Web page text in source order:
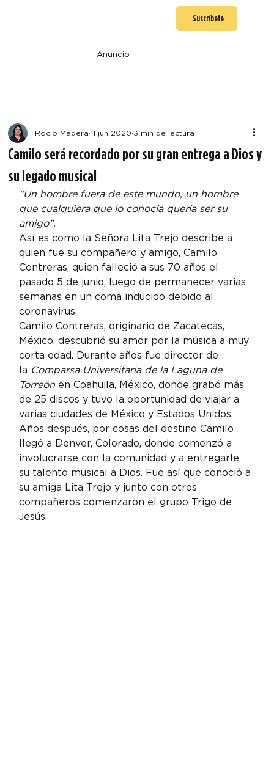
Suscríbete
Anuncio
Camilo será recordado por su gran entrega a Dios y
su legado musical
Rocio Madera 11 jun 2020 3 min de lectura
“Un hombre fuera de este mundo, un hombre
que cualquiera que lo conocía quería ser su
amigo”.
Así es como la Señora Lita Trejo describe a
quien fue su compañero y amigo, Camilo
Contreras, quien falleció a sus 70 años el
pasado 5 de junio, luego de permanecer varias
semanas en un coma inducido debido al
coronavirus.
Camilo Contreras, originario de Zacatecas,
México, descubrió su amor por la música a muy
corta edad. Durante años fue director de
la Comparsa Universitaria de la Laguna de
Torreón en Coahuila, México, donde grabó más
de 25 discos y tuvo la oportunidad de viajar a
varias ciudades de México y Estados Unidos.
Años después, por cosas del destino Camilo
llegó a Denver, Colorado, donde comenzó a
involucrarse con la comunidad y a entregarle
su talento musical a Dios. Fue así que conoció a
su amiga Lita Trejo y junto con otros
compañeros comenzaron el grupo Trigo de
Jesús.